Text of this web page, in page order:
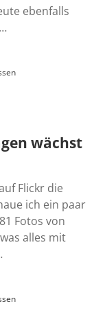
ebenfalls
wächst
Flickr die
ich ein paar
Fotos von
alles mit